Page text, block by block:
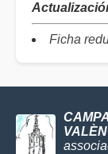
Ficha